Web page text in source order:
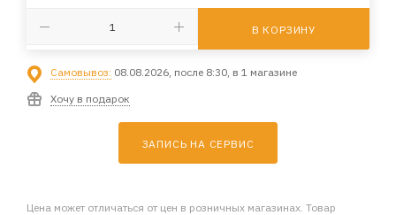
В КОРЗИНУ
Самовывоз: 08.08.2026, после 8:30, в 1 магазине
Хочу в подарок
ЗАПИСЬ НА СЕРВИС
Цена может отличаться от цен в розничных магазинах. Товар